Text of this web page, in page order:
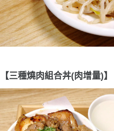
【三種燒肉組合丼(肉增量)】